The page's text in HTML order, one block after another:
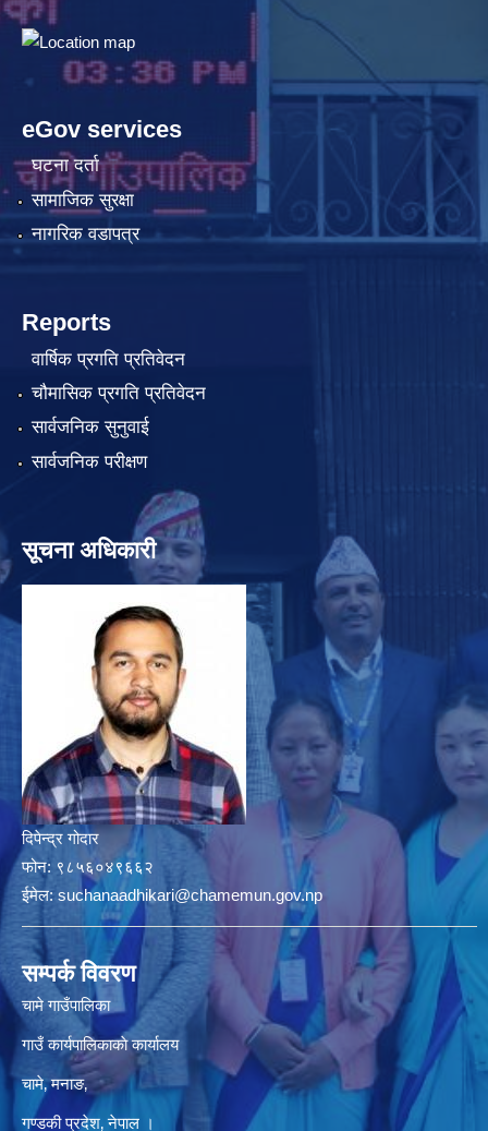
eGov services
घटना दर्ता
सामाजिक सुरक्षा
नागरिक वडापत्र
Reports
वार्षिक प्रगति प्रतिवेदन
चौमासिक प्रगति प्रतिवेदन
सार्वजनिक सुनुवाई
सार्वजनिक परीक्षण
सूचना अधिकारी
दिपेन्द्र गोदार
फोन: ९८५६०४९६६२
ईमेल: suchanaadhikari@chamemun.gov.np
सम्पर्क विवरण
चामे गाउँपालिका
गाउँ कार्यपालिकाकाे कार्यालय
चामे‚ मनाङ‚
गण्डकी प्रदेश‚ नेपाल ।